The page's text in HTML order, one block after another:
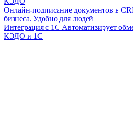
Онлайн-подписание документов в
бизнеса. Удобно для людей
Интеграция с 1С Автоматизирует
КЭДО и 1С